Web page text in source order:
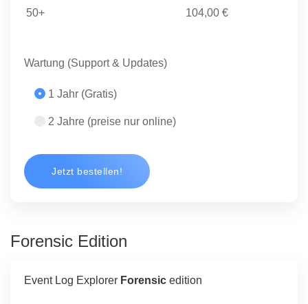
50+
104,00 €
Wartung (Support & Updates)
1 Jahr (Gratis)
2 Jahre (preise nur online)
Jetzt bestellen!
Forensic Edition
Event Log Explorer Forensic edition